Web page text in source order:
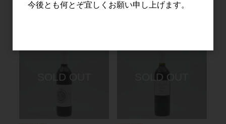
2,971円 3,000円
今後とも何とぞ宜しくお願い申し上げます。